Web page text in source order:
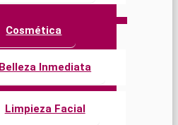
Cosmética
Belleza Inmediata
Limpieza Facial